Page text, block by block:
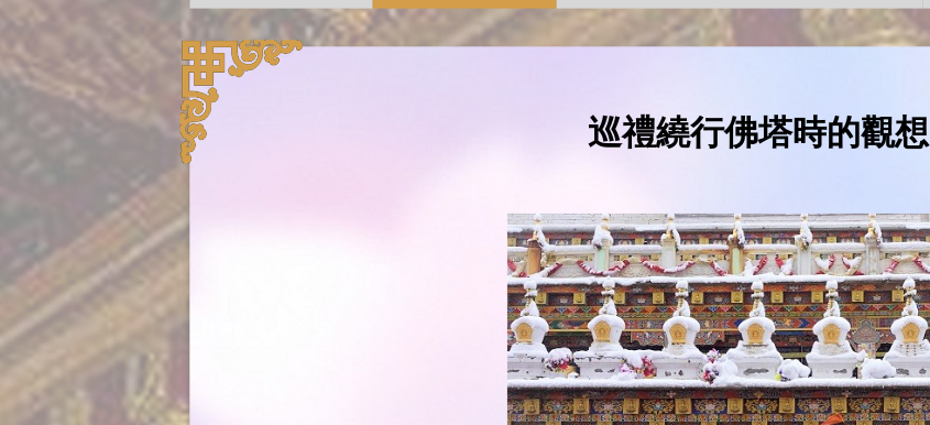
巡禮繞行佛塔時的觀想